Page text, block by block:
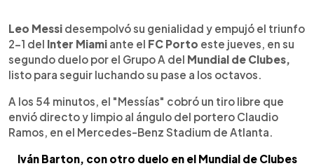
Escuchar artículo
Leo Messi desempolvó su genialidad y empujó el triunfo
2-1 del Inter Miami ante el FC Porto este jueves, en su
segundo duelo por el Grupo A del Mundial de Clubes,
listo para seguir luchando su pase a los octavos.
A los 54 minutos, el "Messías" cobró un tiro libre que
envió directo y limpio al ángulo del portero Claudio
Ramos, en el Mercedes-Benz Stadium de Atlanta.
Iván Barton, con otro duelo en el Mundial de Clubes